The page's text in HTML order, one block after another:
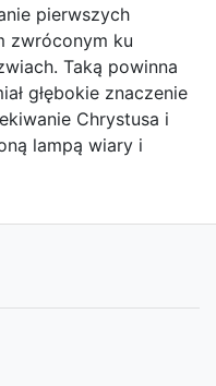
pierwszych
zwróconym ku
Taką powinna
głębokie znaczenie
Chrystusa i
lampą wiary i